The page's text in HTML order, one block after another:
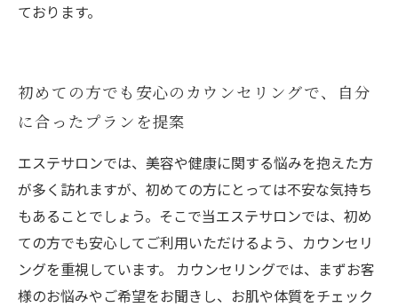
ております。
初めての方でも安心のカウンセリングで、自分
に合ったプランを提案
エステサロンでは、美容や健康に関する悩みを抱えた方
が多く訪れますが、初めての方にとっては不安な気持ち
もあることでしょう。そこで当エステサロンでは、初め
ての方でも安心してご利用いただけるよう、カウンセリ
ングを重視しています。 カウンセリングでは、まずお客
様のお悩みやご希望をお聞きし、お肌や体質をチェック